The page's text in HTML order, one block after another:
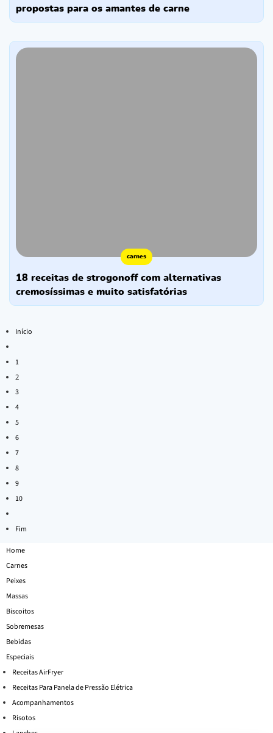
propostas para os amantes de carne
carnes
18 receitas de strogonoff com alternativas
cremosíssimas e muito satisfatórias
Início
1
2
3
4
5
6
7
8
9
10
Fim
Home
Carnes
Peixes
Massas
Biscoitos
Sobremesas
Bebidas
Especiais
Receitas AirFryer
Receitas Para Panela de Pressão Elétrica
Acompanhamentos
Risotos